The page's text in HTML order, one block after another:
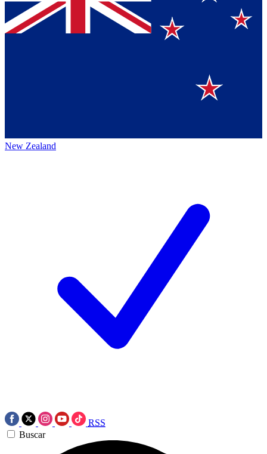
New Zealand
RSS
Buscar